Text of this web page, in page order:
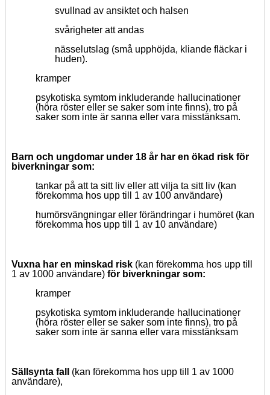
svullnad av ansiktet och halsen
svårigheter att andas
nässelutslag (små upphöjda, kliande fläckar i
huden).
kramper
psykotiska symtom inkluderande hallucinationer
(höra röster eller se saker som inte finns), tro på
saker som inte är sanna eller vara misstänksam.
Barn och ungdomar under 18 år har en ökad risk för
biverkningar som:
tankar på att ta sitt liv eller att vilja ta sitt liv (kan
förekomma hos upp till 1 av 100 användare)
humörsvängningar eller förändringar i humöret (kan
förekomma hos upp till 1 av 10 användare)
Vuxna har en minskad risk (kan förekomma hos upp till
1 av 1000 användare) för biverkningar som:
kramper
psykotiska symtom inkluderande hallucinationer
(höra röster eller se saker som inte finns), tro på
saker som inte är sanna eller vara misstänksam
Sällsynta fall
(kan förekomma hos upp till 1 av 1000
användare),